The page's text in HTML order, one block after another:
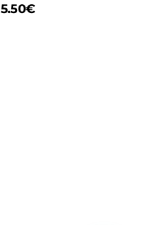
5.50€